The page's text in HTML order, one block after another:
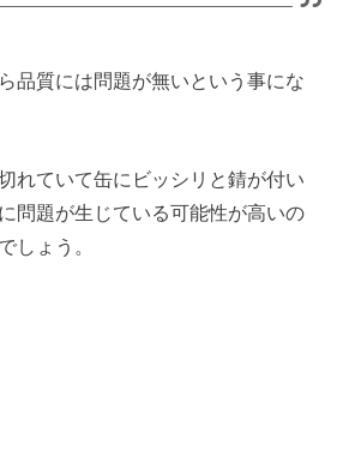
品質には問題が無いという事にな
れていて缶にビッシリと錆が付い
問題が生じている可能性が高いの
しょう。